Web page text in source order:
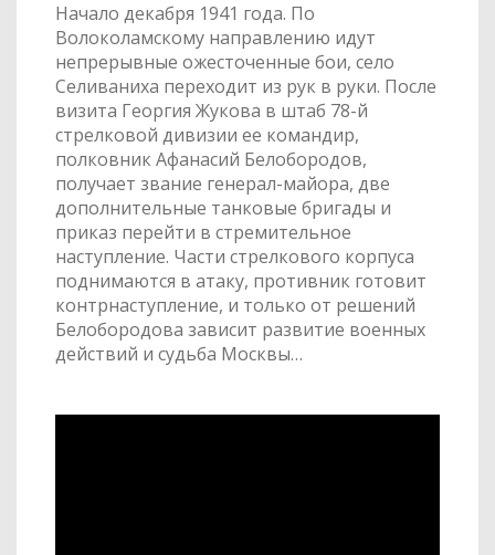
Начало декабря 1941 года. По
Волоколамскому направлению идут
непрерывные ожесточенные бои, село
Селиваниха переходит из рук в руки. После
визита Георгия Жукова в штаб 78-й
стрелковой дивизии ее командир,
полковник Афанасий Белобородов,
получает звание генерал-майора, две
дополнительные танковые бригады и
приказ перейти в стремительное
наступление. Части стрелкового корпуса
поднимаются в атаку, противник готовит
контрнаступление, и только от решений
Белобородова зависит развитие военных
действий и судьба Москвы…